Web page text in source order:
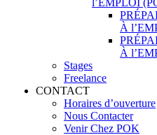
l’EMPLOI
À
À
Stages
Freelance
CONTACT
Horaires d’ouverture
Nous Contacter
Venir Chez POK